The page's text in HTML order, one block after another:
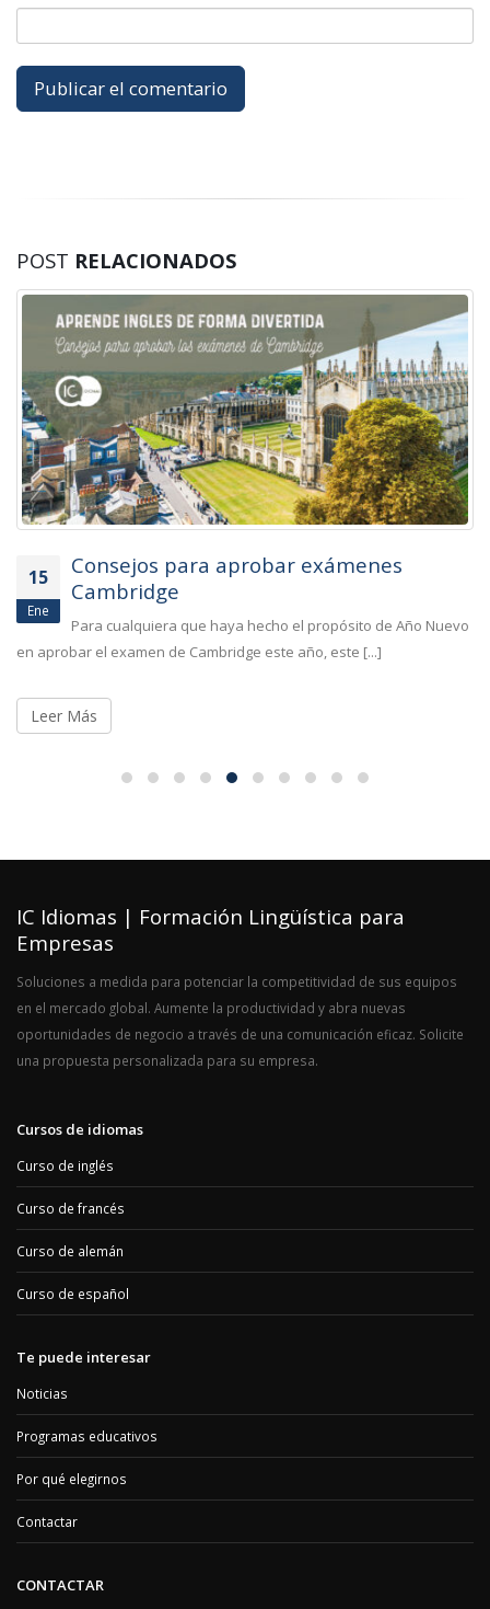
POST RELACIONADOS
15
Ene
Consejos para aprobar exámenes
Cambridge
Para cualquiera que haya hecho el propósito de Año Nuevo
en aprobar el examen de Cambridge este año, este [...]
Leer Más
IC Idiomas | Formación Lingüística para
Empresas
Soluciones a medida para potenciar la competitividad de sus equipos
en el mercado global. Aumente la productividad y abra nuevas
oportunidades de negocio a través de una comunicación eficaz. Solicite
una propuesta personalizada para su empresa.
Cursos de idiomas
Curso de inglés
Curso de francés
Curso de alemán
Curso de español
Te puede interesar
Noticias
Programas educativos
Por qué elegirnos
Contactar
CONTACTAR